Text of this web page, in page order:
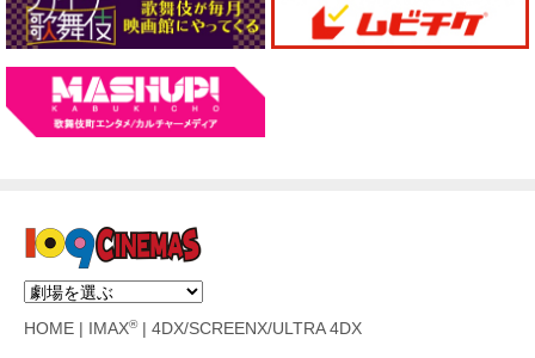
HOME IMAX®| 4DX/SCREENX/ULTRA 4DX